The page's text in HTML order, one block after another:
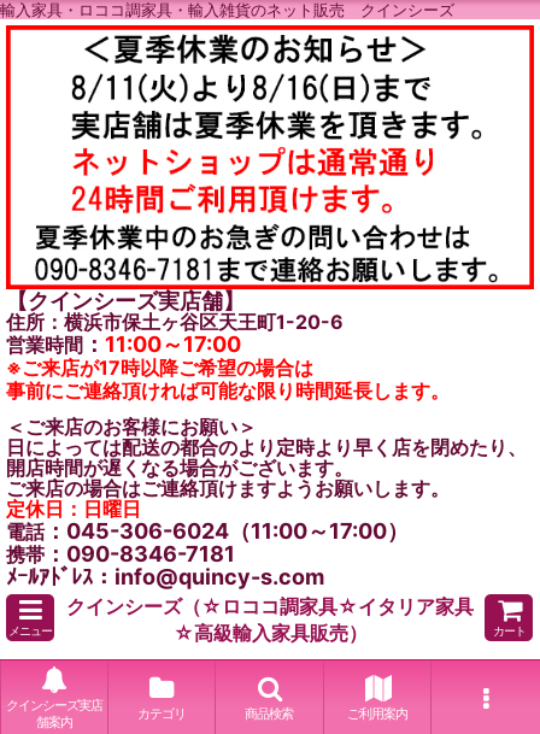
輸入家具・ロココ調家具・輸入雑貨のネット販売 クインシーズ
【クインシーズ実店舗】
住所：横浜市保土ヶ谷区天王町1-20-6
営業時間 ： 11:00～17:00
※ご来店が17時以降ご希望の場合は
事前にご連絡頂ければ可能な限り時間延長します。
＜ご来店のお客様にお願い＞
日によっては配送の都合のより定時より早く店を閉めたり、
開店時間が遅くなる場合がございます。
ご来店の場合はご連絡頂けますようお願いします。
定休日：日曜日
電話：045-306-6024（11:00～17:00）
携帯 ：090-8346-7181
ﾒｰﾙｱﾄﾞﾚｽ：info@quincy-s.com
メニュー
クインシーズ（☆ロココ調家具☆イタリア家具
☆高級輸入家具販売）
カート
クインシーズ実店
舗案内
カテゴリ 商品検索 ご利用案内